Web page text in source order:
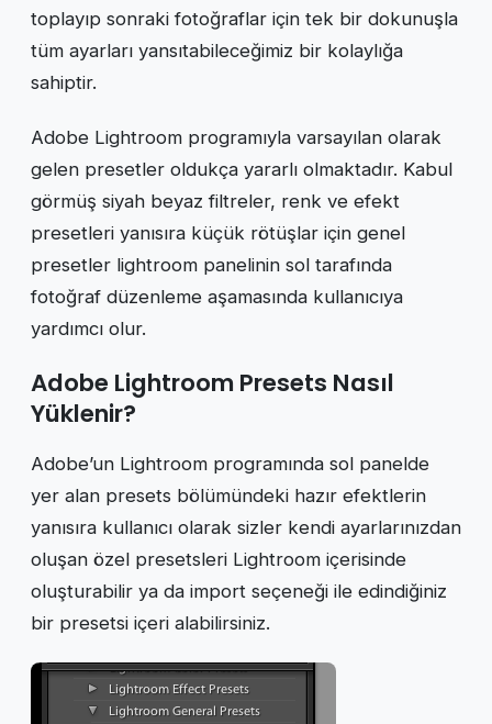
toplayıp sonraki fotoğraflar için tek bir dokunuşla
tüm ayarları yansıtabileceğimiz bir kolaylığa
sahiptir.
Adobe Lightroom programıyla varsayılan olarak
gelen presetler oldukça yararlı olmaktadır. Kabul
görmüş siyah beyaz filtreler, renk ve efekt
presetleri yanısıra küçük rötüşlar için genel
presetler lightroom panelinin sol tarafında
fotoğraf düzenleme aşamasında kullanıcıya
yardımcı olur.
Adobe Lightroom Presets Nasıl
Yüklenir?
Adobe’un Lightroom programında sol panelde
yer alan presets bölümündeki hazır efektlerin
yanısıra kullanıcı olarak sizler kendi ayarlarınızdan
oluşan özel presetsleri Lightroom içerisinde
oluşturabilir ya da import seçeneği ile edindiğiniz
bir presetsi içeri alabilirsiniz.